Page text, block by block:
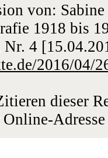
von:
1918 bis
Nr. 4
2016/04/
dieser
Adresse